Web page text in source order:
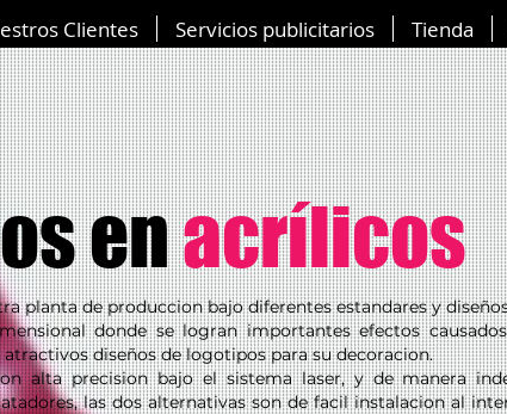
Clientes Servicios publicitarios Tienda
enacrílicos
planta de produccion bajo diferentes estandares y
donde se logran importantes efectos
diseños de logotipos para su decoracion.
alta precision bajo el sistema laser, y de manera
las dos alternativas son de facil instalacion al